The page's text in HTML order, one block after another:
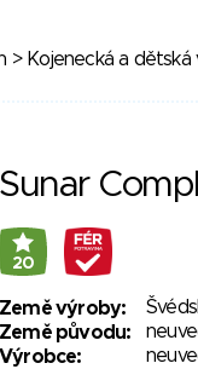
> Kojenecká a dětská
Sunar
20
Země výroby:
Země původu:
Výrobce: